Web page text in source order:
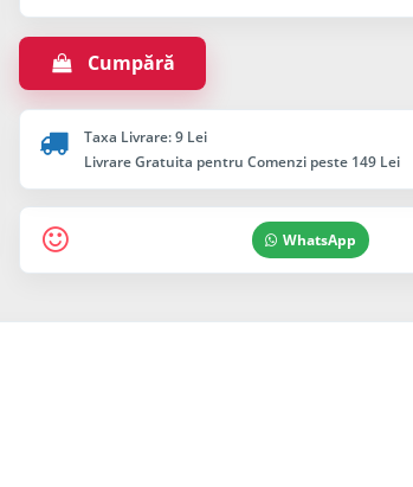
Cumpără
Taxa Livrare: 9 Lei
Livrare Gratuita pentru Comenzi peste 149 Lei
WhatsApp